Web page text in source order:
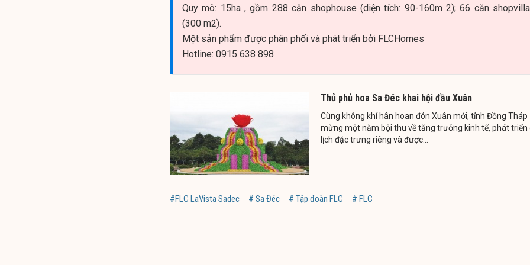
Quy mô: 15ha , gồm 288 căn shophouse (diện tích: 90-160m 2); 66 căn shopvilla
(300 m2).
Một sản phẩm được phân phối và phát triển bởi FLCHomes
Hotline: 0915 638 898
Thủ phủ hoa Sa Đéc khai hội đầu Xuân
Cùng không khí hân hoan đón Xuân mới, tỉnh Đồng Tháp
mừng một năm bội thu về tăng trưởng kinh tế, phát triển
lịch đặc trưng riêng và được...
#FLC LaVista Sadec # Sa Đéc # Tập đoàn FLC # FLC